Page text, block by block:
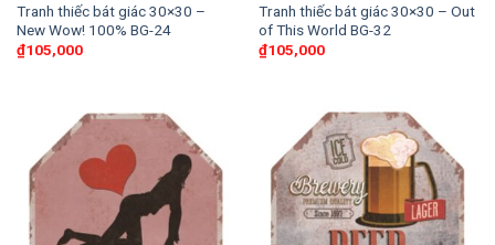
Tranh thiếc bát giác 30×30 –
New Wow! 100% BG-24
₫105,000
Tranh thiếc bát giác 30×30 – Out
of This World BG-32
₫105,000